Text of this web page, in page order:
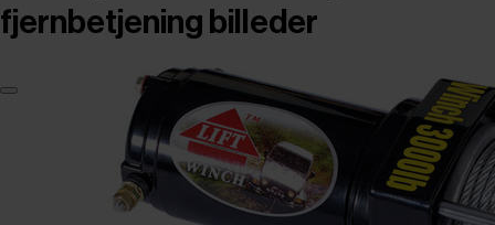
fjernbetjening billeder